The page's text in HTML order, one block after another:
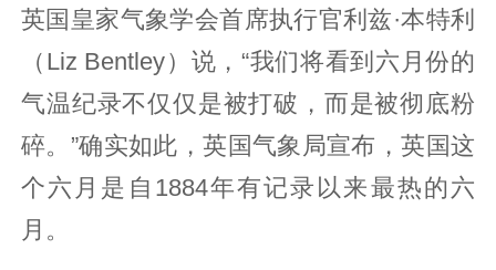
英国皇家气象学会首席执行官利兹·本特利
（Liz Bentley）说，“我们将看到六月份的
气温纪录不仅仅是被打破，而是被彻底粉
碎。”确实如此，英国气象局宣布，英国这
个六月是自1884年有记录以来最热的六
月。